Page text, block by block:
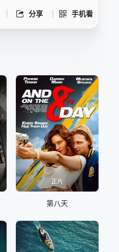
分享 手机看
正片
第八天